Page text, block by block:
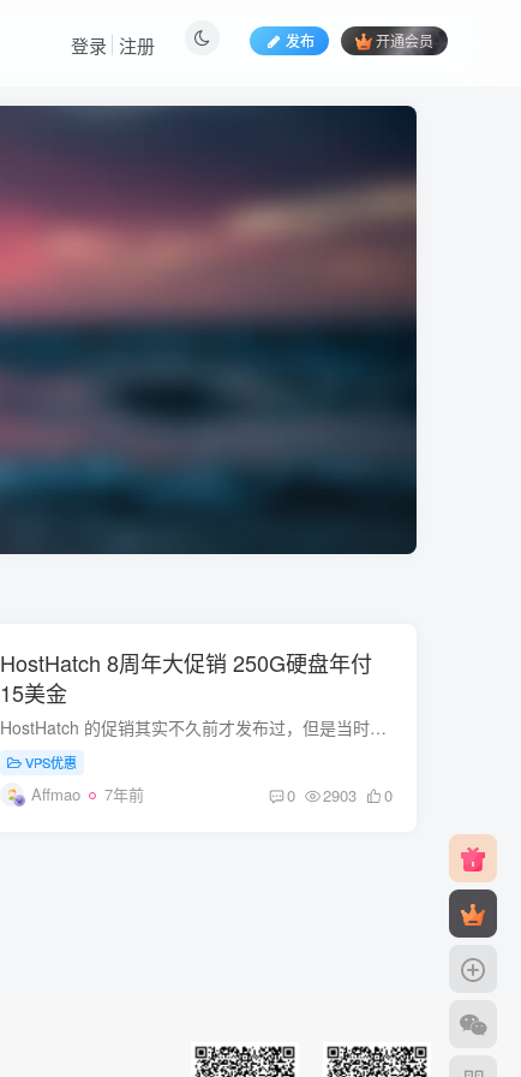
发布 开通会员
登录 注册
HostHatch 8周年大促销 250G硬盘年付
15美金
HostHatch 的促销其实不久前才发布过，但是当时的促销力度虽然大，但是跟这次比起来，就差的有点元了，这次的促销主打大硬盘，价格又低价，性价比高。 点击 manage.hosthatch.com 先充值，...
VPS优惠
Affmao 7年前 0 2903 0